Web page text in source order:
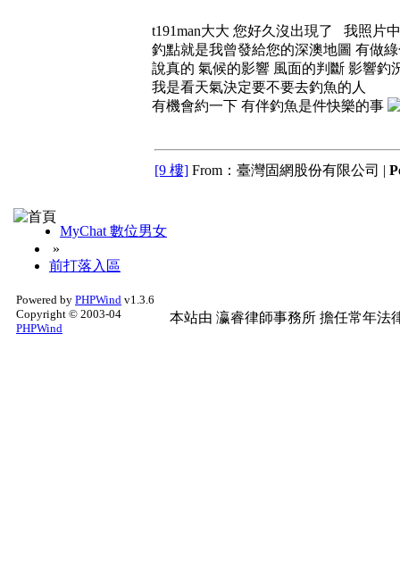
t191man大大 您好久沒出現了 我照片
釣點就是我曾發給您的深澳地圖 有做
說真的 氣候的影響 風面的判斷 影響釣
我是看天氣決定要不要去釣魚的人
有機會約一下 有伴釣魚是件快樂的事
[9 樓] From：臺灣固網股份有限公司 |
MyChat 數位男女
»
前打落入區
Powered by PHPWind v1.3.6
Copyright © 2003-04
PHPWind
本站由 瀛睿律師事務所 擔任常年法